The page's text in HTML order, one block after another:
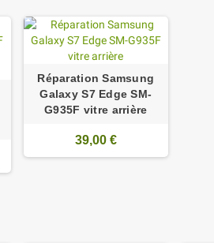
Réparation Samsung
Galaxy S7 Edge SM-
G935F vitre arrière
39,00 €